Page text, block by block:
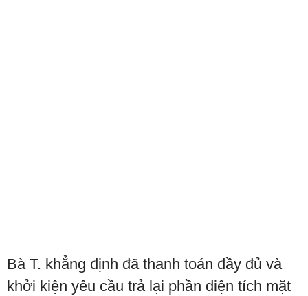
Bà T. khẳng định đã thanh toán đầy đủ và
khởi kiện yêu cầu trả lại phần diện tích mặt